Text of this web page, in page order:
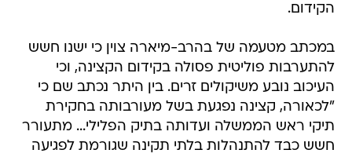
הקידום.
במכתב מטעמה של בהרב-מיארה צוין כי ישנו חשש
להתערבות פוליטית פסולה בקידום הקצינה, וכי
העיכוב נובע משיקולים זרים. בין היתר נכתב שם כי
"לכאורה, קצינה נפגעת בשל מעורבותה בחקירת
תיקי ראש הממשלה ועדותה בתיק הפלילי... מתעורר
חשש כבד להתנהלות בלתי תקינה שגורמת לפגיעה